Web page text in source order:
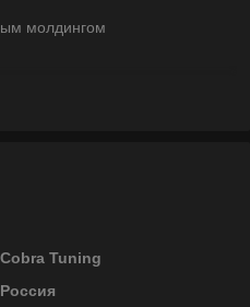
молдингом
Cobra Tuning
Россия